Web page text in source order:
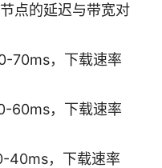
点的延迟与带宽对
70ms，下载速率
60ms，下载速率
40ms，下载速率